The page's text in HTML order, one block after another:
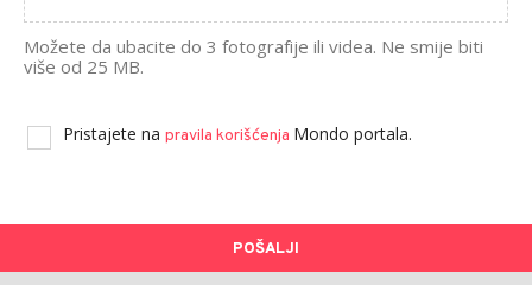
Možete da ubacite do 3 fotografije ili videa. Ne smije biti
više od 25 MB.
Pristajete na pravila korišćenja Mondo portala.
POŠALJI